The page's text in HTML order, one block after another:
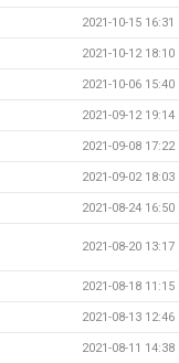
2021-10-15 16:31
2021-10-12 18:10
2021-10-06 15:40
2021-09-12 19:14
2021-09-08 17:22
2021-09-02 18:03
2021-08-24 16:50
2021-08-20 13:17
2021-08-18 11:15
2021-08-13 12:46
2021-08-11 14:38